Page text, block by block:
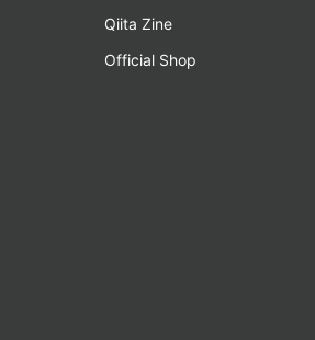
Qiita Zine
Official Shop